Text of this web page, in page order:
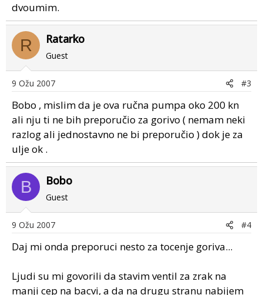
dvoumim.
R Ratarko
Guest
9 Ožu 2007 #3
Bobo , mislim da je ova ručna pumpa oko 200 kn
ali nju ti ne bih preporučio za gorivo ( nemam neki
razlog ali jednostavno ne bi preporučio ) dok je za
ulje ok .
B Bobo
Guest
9 Ožu 2007 #4
Daj mi onda preporuci nesto za tocenje goriva...
Ljudi su mi govorili da stavim ventil za zrak na
manji cep na bacvi, a da na drugu stranu nabijem